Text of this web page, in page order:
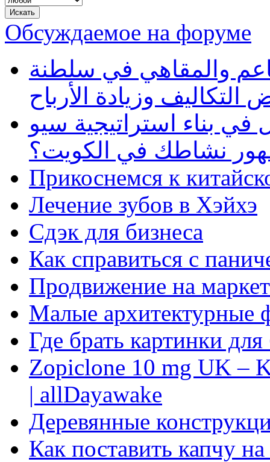
Обсуждаемое на форуме
والمقاهي في سلطنة
وزيادة الأرباح
بناء استراتيجية سيو
نشاطك في الكويت؟
Прикоснемся к
Лечение зубов в Хэйхэ
Сдэк для бизнеса
Как справиться с
Продвижение на
Малые архитектурные
Где брать картинки
Zopiclone 10 mg UK –
| allDayawake
Деревянные
Как поставить капчу